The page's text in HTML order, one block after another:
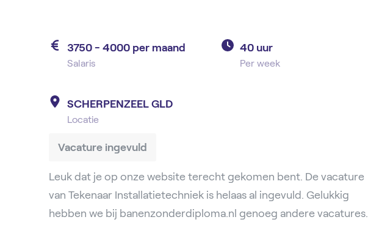
3750 - 4000 per maand
Salaris
40 uur
Per week
SCHERPENZEEL GLD
Locatie
Vacature ingevuld
Leuk dat je op onze website terecht gekomen bent. De vacature
van Tekenaar Installatietechniek is helaas al ingevuld. Gelukkig
hebben we bij banenzonderdiploma.nl genoeg andere vacatures.